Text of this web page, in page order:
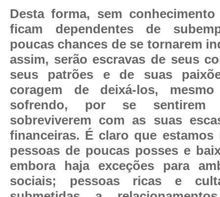
Desta forma, sem
ficam dependentes de
poucas chances de se tornarem
assim, serão escravas de seus
seus patrões e de suas
coragem de deixá-los,
sofrendo, por se sentirem
sobreviverem com as suas
financeiras. É claro que
pessoas de poucas posses e
embora haja exceções para
sociais; pessoas ricas e